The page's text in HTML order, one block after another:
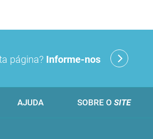
página? Informe-nos
AJUDA SOBRE O SITE